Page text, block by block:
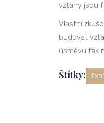
vztahy jsou
Vlastní
budovat
úsměvu tak
Štítky: